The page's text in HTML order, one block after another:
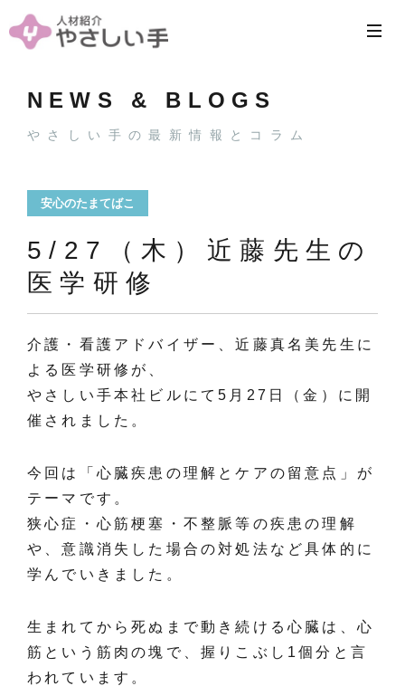
NEWS & BLOGS
やさしい手の最新情報とコラム
安心のたまてばこ
5/27（木）近藤先生の
医学研修
介護・看護アドバイザー、近藤真名美先生に
よる医学研修が、
やさしい手本社ビルにて5月27日（金）に開
催されました。
今回は「心臓疾患の理解とケアの留意点」が
テーマです。
狭心症・心筋梗塞・不整脈等の疾患の理解
や、意識消失した場合の対処法など具体的に
学んでいきました。
生まれてから死ぬまで動き続ける心臓は、心
筋という筋肉の塊で、握りこぶし1個分と言
われています。